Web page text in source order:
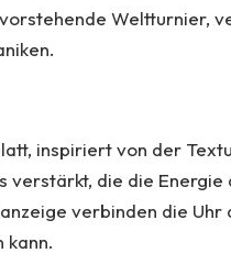
Weltturnier,
inspiriert von der
die die
verbinden die
kann.